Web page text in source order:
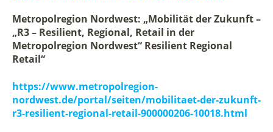
Metropolregion Nordwest: „Mobilität der Zukunft –
„R3 – Resilient, Regional, Retail in der
Metropolregion Nordwest“ Resilient Regional
Retail“
https://www.metropolregion-
nordwest.de/portal/seiten/mobilitaet-der-zukunft-
r3-resilient-regional-retail-900000206-10018.html